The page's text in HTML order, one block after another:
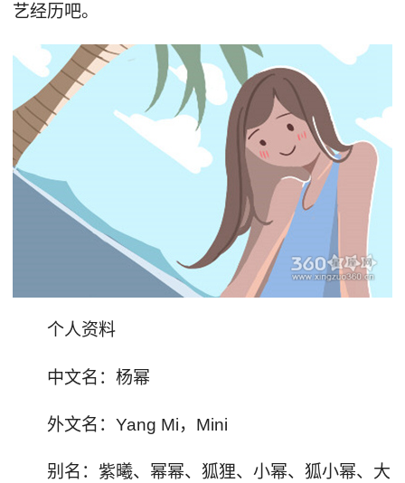
艺经历吧。
个人资料
中文名：杨幂
外文名：Yang Mi，Mini
别名：紫曦、幂幂、狐狸、小幂、狐小幂、大